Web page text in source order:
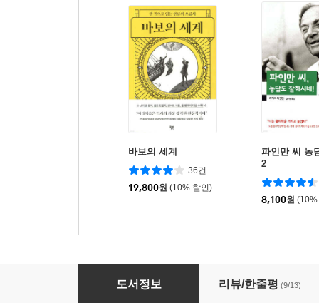
바보의 세계
36건
19,800원 (10% 할인)
파인만 씨 농
2
8,100원 (10%
골프도 독학이 된다
도서정보 리뷰/한줄평 (9/13)